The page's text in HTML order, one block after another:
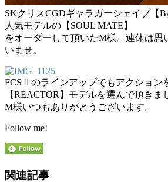
SKクリスCGDギャラガーシェイプ【
人気モデルの【SOUL MATE】
をオーダーして頂いたM様。連休は思
いませ。
FCSⅡのラインアップでもアクション
【REACTOR】モデルを選んで頂きま
M様いつもありがとうございます。
Follow me!
関連記事